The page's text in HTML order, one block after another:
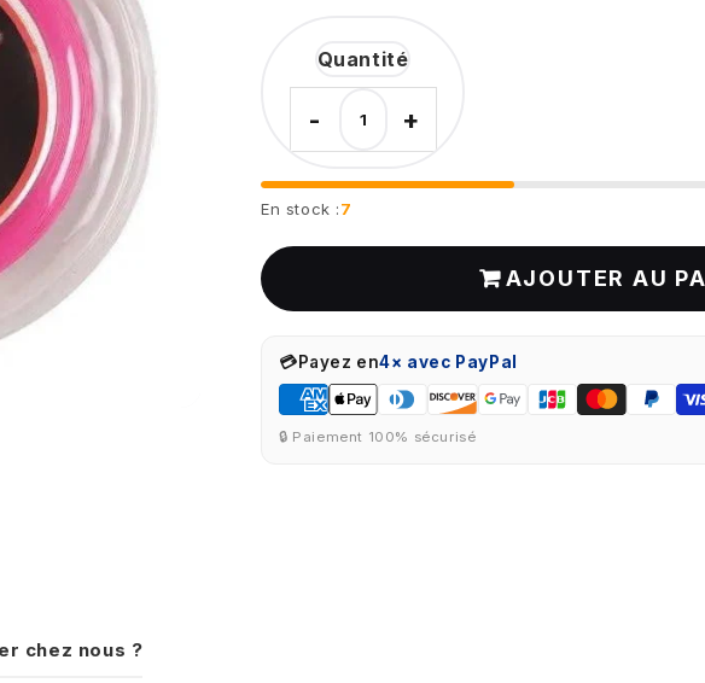
Quantité
- +
En stock :7
AJOUTER AU
💳Payez en4× avec PayPal
🔒 Paiement 100% sécurisé
chez nous ?